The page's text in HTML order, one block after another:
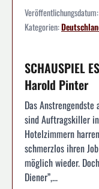
Veröffentlichungsdatum:
Kategorien:
SCHAUSPIEL
Harold Pinter
Das
sind Auftragskiller
Hotelzimmern
schmerzlos ihren
möglich wieder.
Diener”,...